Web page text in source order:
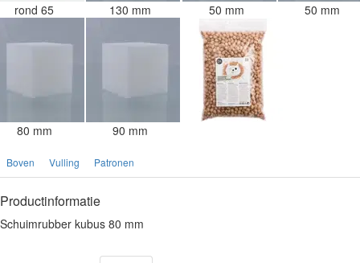
rond 65 130 mm 50 mm 50 mm
80 mm 90 mm
Boven Vulling Patronen
Productinformatie
Schuimrubber kubus 80 mm